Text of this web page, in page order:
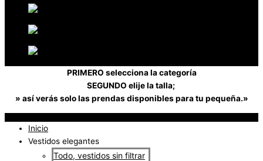
PRIMERO selecciona la categoría
SEGUNDO elije la talla;
» así verás solo las prendas disponibles para tu pequeña.»
Inicio
Vestidos elegantes
Todo, vestidos sin filtrar